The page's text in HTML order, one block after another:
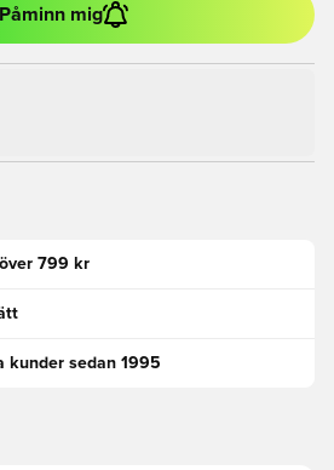
Påminn mig
799 kr
kunder sedan 1995